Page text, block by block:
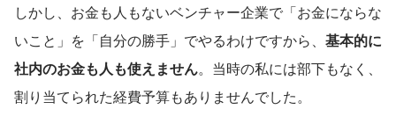
しかし、お金も人もないベンチャー企業で「お金にならな
いこと」を「自分の勝手」でやるわけですから、 基本的に
社内のお金も人も使えません。当時の私には部下もなく、
割り当てられた経費予算もありませんでした。